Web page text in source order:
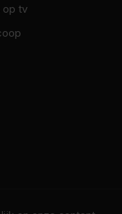
op tv